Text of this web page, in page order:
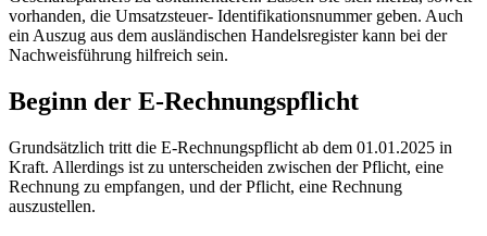
vorhanden, die Umsatzsteuer- Identifikationsnummer geben. Auch
ein Auszug aus dem ausländischen Handelsregister kann bei der
Nachweisführung hilfreich sein.
Beginn der E-Rechnungspflicht
Grundsätzlich tritt die E-Rechnungspflicht ab dem 01.01.2025 in
Kraft. Allerdings ist zu unterscheiden zwischen der Pflicht, eine
Rechnung zu empfangen, und der Pflicht, eine Rechnung
auszustellen.